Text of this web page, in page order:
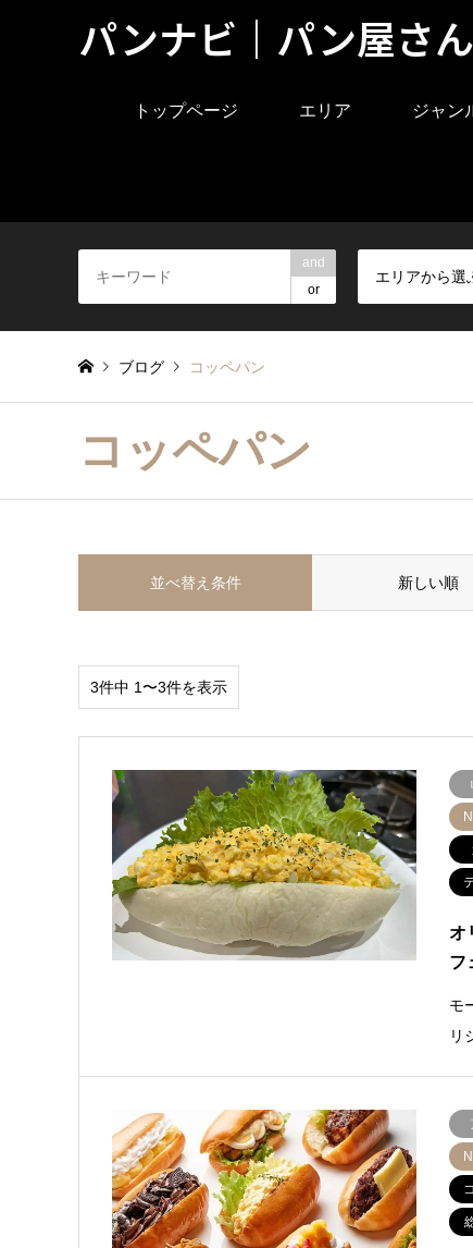
パンナビ｜パン屋さ
トップページ エリア ジャン
and
or
エリアから選
ブログ コッペパン
コッペパン
並べ替え条件 新しい順
3件中 1〜3件を表示
オ
フ
モ
リ